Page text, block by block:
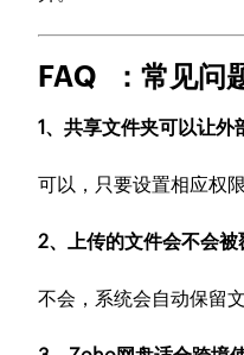
FAQ ：常见问
1、共享文件夹可以让外
可以，只要设置相应权
2、上传的文件会不会被
不会，系统会自动保留